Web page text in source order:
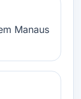
Manaus